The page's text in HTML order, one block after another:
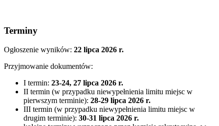
Terminy
Ogłoszenie wyników: 22 lipca 2026 r.
Przyjmowanie dokumentów:
I termin: 23-24, 27 lipca 2026 r.
II termin (w przypadku niewypełnienia limitu miejsc w
pierwszym terminie): 28-29 lipca 2026 r.
III termin (w przypadku niewypełnienia limitu miejsc w
drugim terminie): 30-31 lipca 2026 r.